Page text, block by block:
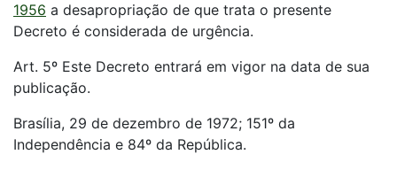
1956 a desapropriação de que trata o presente
Decreto é considerada de urgência.
Art. 5º Este Decreto entrará em vigor na data de sua
publicação.
Brasília, 29 de dezembro de 1972; 151º da
Independência e 84º da República.